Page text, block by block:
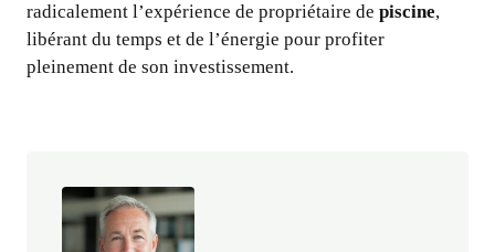
radicalement l’expérience de propriétaire de piscine,
libérant du temps et de l’énergie pour profiter
pleinement de son investissement.